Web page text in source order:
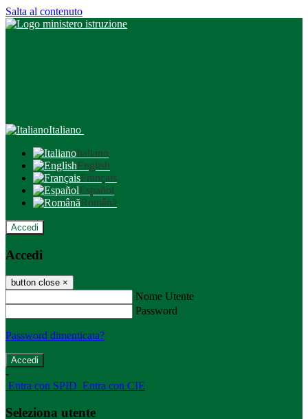
Salta al contenuto
Italiano
Italiano
English
Français
Español
Română
Accedi
Accedi
button close ×
Nome Utente
Password
Password dimenticata?
-
Entra con SPID Entra con CIE
Seleziona utente